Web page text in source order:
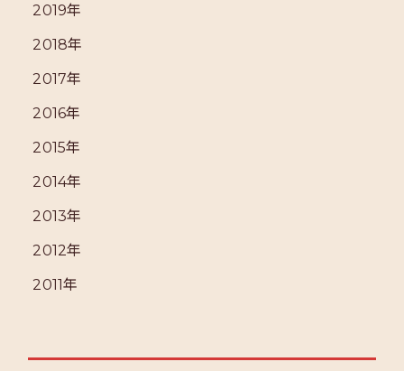
2019年
2018年
2017年
2016年
2015年
2014年
2013年
2012年
2011年